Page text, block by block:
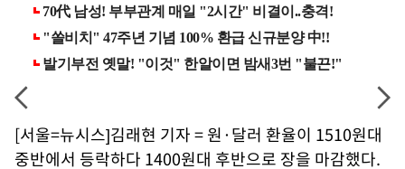
[서울=뉴시스]김래현 기자 = 원·달러 환율이 1510원대
중반에서 등락하다 1400원대 후반으로 장을 마감했다.